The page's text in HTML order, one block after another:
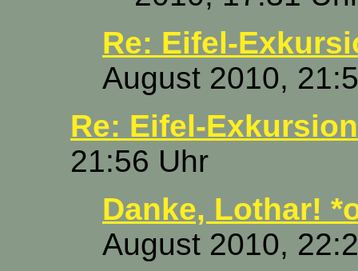
Re: Eifel-
August 2010,
Re: Eifel-Exkursion
21:56 Uhr
Danke, Lothar!
August 2010,